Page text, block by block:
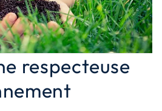
respecteuse